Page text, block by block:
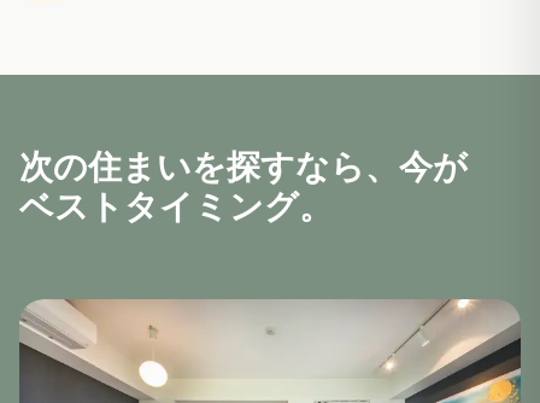
次の住まいを探すなら、今が
ベストタイミング。